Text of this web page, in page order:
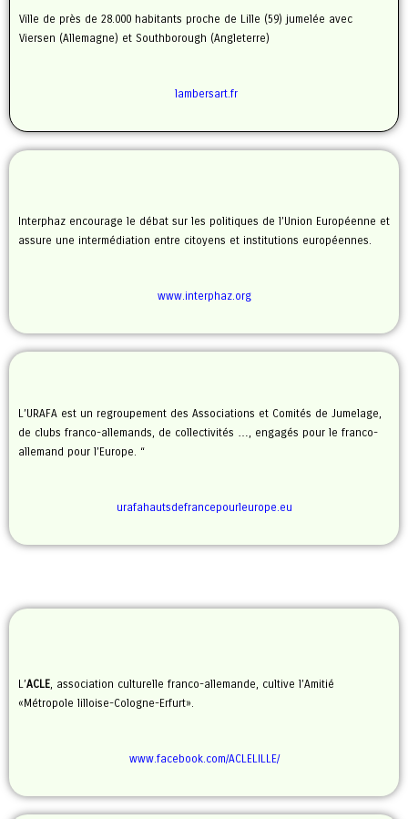
Ville de près de 28.000 habitants proche de Lille (59) jumelée avec
Viersen (Allemagne) et Southborough (Angleterre)
lambersart.fr
Interphaz encourage le débat sur les politiques de l’Union Européenne et
assure une intermédiation entre citoyens et institutions européennes.
www.interphaz.org
L’URAFA est un regroupement des Associations et Comités de Jumelage,
de clubs franco-allemands, de collectivités …, engagés pour le franco-
allemand pour l’Europe. “
urafahautsdefrancepourleurope.eu
L’ACLE, association culturelle franco-allemande, cultive l’Amitié
«Métropole lilloise-Cologne-Erfurt».
www.facebook.com/ACLELILLE/